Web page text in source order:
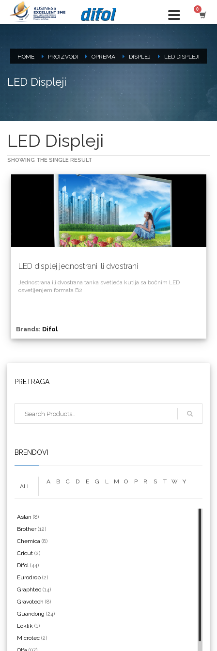
HOME PROIZVODI OPREMA DISPLEJ LED DISPLEJI
LED Displeji
LED Displeji
SHOWING THE SINGLE RESULT
LED displej jednostrani ili dvostrani
Jednostrana ili dvostrana tanka svetleća kutija sa bočnim LED
osvetljenjem formata B2
Brands: Difol
PRETRAGA
BRENDOVI
ALL
A B C D E G L M O P R S T W Y
Aslan (8)
Brother(12)
Chemica (8)
Cricut (2)
Difol(44)
Eurodrop (2)
Graphtec (14)
Gravotech (8)
Guandong (24)
Loklik (1)
Microtec (2)